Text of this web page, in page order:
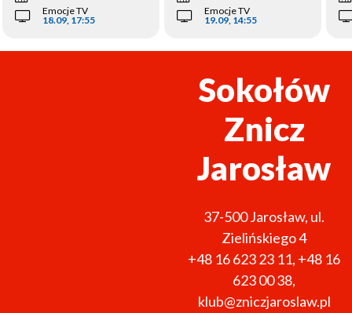
Emocje TV
18.09, 17:55
Emocje TV
19.09, 14:55
Sokołów
Znicz
Jarosław
37-500Jarosław, ul.
Zielińskiego 4
+48 16 623 23 11, +48 16
623 00 38,
klub@zniczjaroslaw.pl